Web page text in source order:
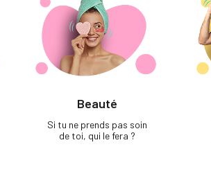
Beauté
Si tu ne prends pas soin
de toi, qui le fera ?